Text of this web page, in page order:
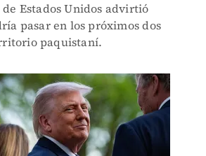
Estados Unidos advirtió
pasar en los próximos dos
paquistaní.